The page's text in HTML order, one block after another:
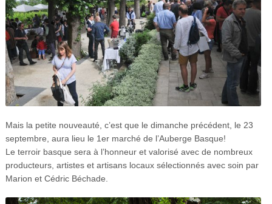
Mais la petite nouveauté, c’est que le dimanche précédent, le 23
septembre, aura lieu le 1er marché de l’Auberge Basque!
Le terroir basque sera à l’honneur et valorisé avec de nombreux
producteurs, artistes et artisans locaux sélectionnés avec soin par
Marion et Cédric Béchade.